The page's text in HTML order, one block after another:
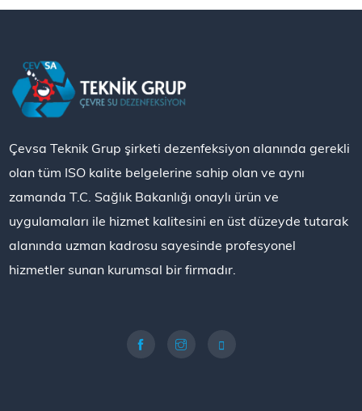
Çevsa Teknik Grup şirketi dezenfeksiyon alanında gerekli
olan tüm ISO kalite belgelerine sahip olan ve aynı
zamanda T.C. Sağlık Bakanlığı onaylı ürün ve
uygulamaları ile hizmet kalitesini en üst düzeyde tutarak
alanında uzman kadrosu sayesinde profesyonel
hizmetler sunan kurumsal bir firmadır.